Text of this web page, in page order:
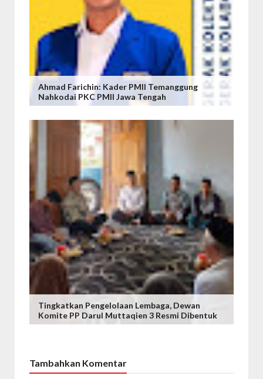
Ahmad Farichin: Kader PMII Temanggung
Nahkodai PKC PMII Jawa Tengah
Tingkatkan Pengelolaan Lembaga, Dewan
Komite PP Darul Muttaqien 3 Resmi Dibentuk
Tambahkan Komentar